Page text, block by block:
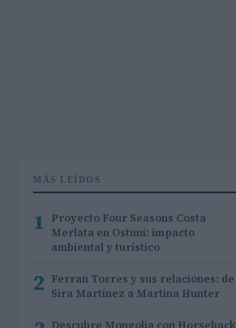
MÁS LEÍDOS
1 Proyecto Four Seasons Costa
Merlata en Ostuni: impacto
ambiental y turístico
2 Ferran Torres y sus relaciones: de
Sira Martínez a Martina Hunter
Descubre Mongolia con Horseback